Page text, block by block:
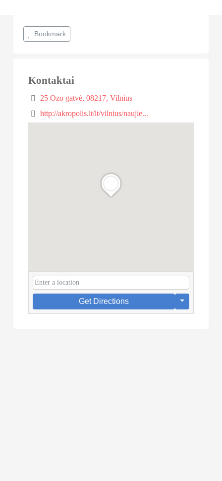
Bookmark
Kontaktai
25 Ozo gatvė, 08217, Vilnius
http://akropolis.lt/lt/vilnius/naujie...
Get Directions